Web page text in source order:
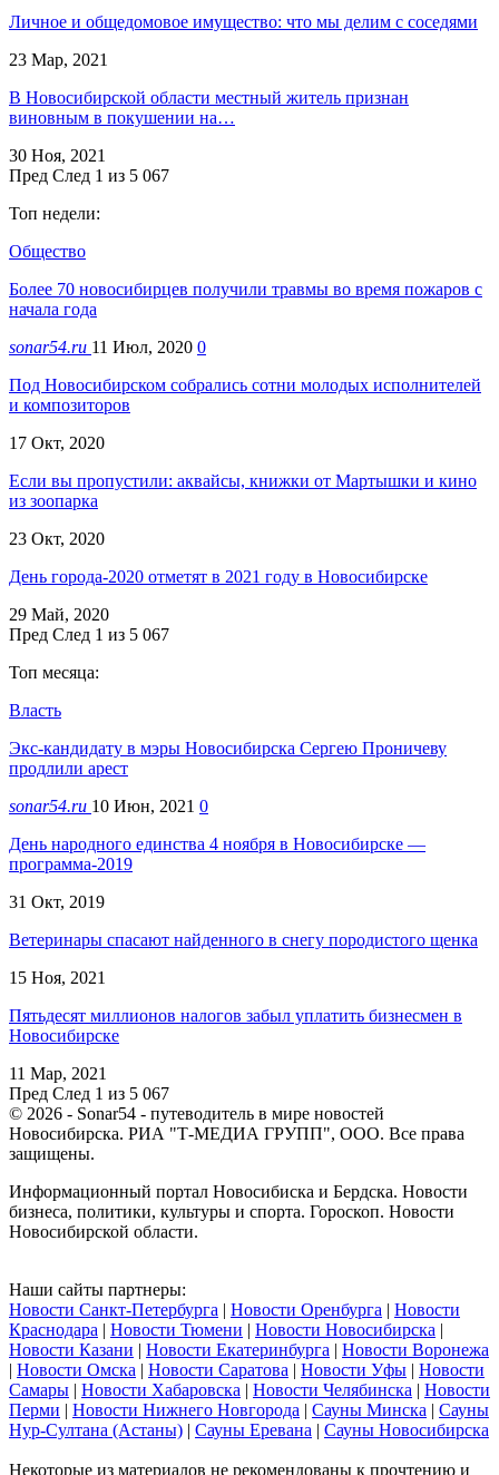
Личное и общедомовое имущество: что мы делим с соседями
23 Мар, 2021
В Новосибирской области местный житель признан
виновным в покушении на…
30 Ноя, 2021
Пред След 1 из 5 067
Топ недели:
Общество
Более 70 новосибирцев получили травмы во время пожаров с
начала года
sonar54.ru 11 Июл, 2020 0
Под Новосибирском собрались сотни молодых исполнителей
и композиторов
17 Окт, 2020
Если вы пропустили: аквайсы, книжки от Мартышки и кино
из зоопарка
23 Окт, 2020
День города-2020 отметят в 2021 году в Новосибирске
29 Май, 2020
Пред След 1 из 5 067
Топ месяца:
Власть
Экс-кандидату в мэры Новосибирска Сергею Проничеву
продлили арест
sonar54.ru 10 Июн, 2021 0
День народного единства 4 ноября в Новосибирске —
программа-2019
31 Окт, 2019
Ветеринары спасают найденного в снегу породистого щенка
15 Ноя, 2021
Пятьдесят миллионов налогов забыл уплатить бизнесмен в
Новосибирске
11 Мар, 2021
Пред След 1 из 5 067
© 2026 - Sonar54 - путеводитель в мире новостей
Новосибирска. РИА "Т-МЕДИА ГРУПП", ООО. Все права
защищены.
Информационный портал Новосибиска и Бердска. Новости
бизнеса, политики, культуры и спорта. Гороскоп. Новости
Новосибирской области.
Наши сайты партнеры:
Новости Санкт-Петербурга | Новости Оренбурга | Новости
Краснодара | Новости Тюмени | Новости Новосибирска |
Новости Казани | Новости Екатеринбурга | Новости Воронежа
| Новости Омска | Новости Саратова | Новости Уфы | Новости
Самары | Новости Хабаровска | Новости Челябинска | Новости
Перми | Новости Нижнего Новгорода | Сауны Минска | Сауны
Нур-Султана (Астаны) | Сауны Еревана | Сауны Новосибирска
Некоторые из материалов не рекомендованы к прочтению и